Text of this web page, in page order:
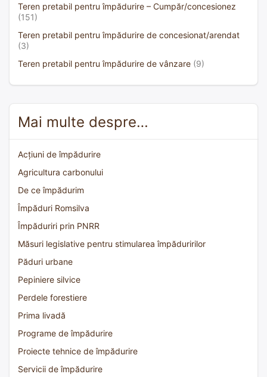
Teren pretabil pentru împădurire – Cumpăr/concesionez
(151)
Teren pretabil pentru împădurire de concesionat/arendat
(3)
Teren pretabil pentru împădurire de vânzare (9)
Mai multe despre…
Acțiuni de împădurire
Agricultura carbonului
De ce împădurim
Împăduri Romsilva
Împăduriri prin PNRR
Măsuri legislative pentru stimularea împăduririlor
Păduri urbane
Pepiniere silvice
Perdele forestiere
Prima livadă
Programe de împădurire
Proiecte tehnice de împădurire
Servicii de împădurire